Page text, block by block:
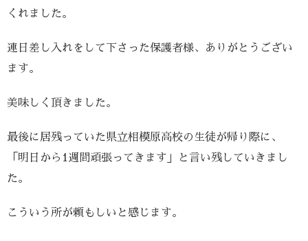
くれました。
連日差し入れをして下さった保護者様、ありがとうござい
ます。
美味しく頂きました。
最後に居残っていた県立相模原高校の生徒が帰り際に、
「明日から1週間頑張ってきます」と言い残していきまし
た。
こういう所が頼もしいと感じます。